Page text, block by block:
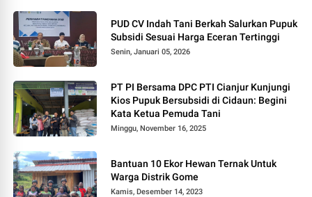
PUD CV Indah Tani Berkah Salurkan Pupuk
Subsidi Sesuai Harga Eceran Tertinggi
Senin, Januari 05, 2026
PT PI Bersama DPC PTI Cianjur Kunjungi
Kios Pupuk Bersubsidi di Cidaun: Begini
Kata Ketua Pemuda Tani
Minggu, November 16, 2025
Bantuan 10 Ekor Hewan Ternak Untuk
Warga Distrik Gome
Kamis, Desember 14, 2023